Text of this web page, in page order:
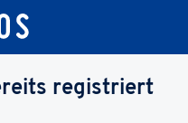
registriert